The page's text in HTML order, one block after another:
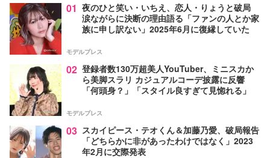
01 夜のひと笑い・いちえ、恋人・りょうと破局
涙ながらに決断の理由語る「ファンの人とか家
族に申し訳ない」2025年6月に復縁していた
モデルプレス
02 登録者数130万超美人YouTuber、ミニスカか
ら美脚スラリ カジュアルコーデ披露に反響
「何頭身？」「スタイル良すぎて見惚れる」
モデルプレス
03 スカイピース・テオくん＆加藤乃愛、破局報告
「どちらかに非があったわけではなく」2023
年2月に交際発表